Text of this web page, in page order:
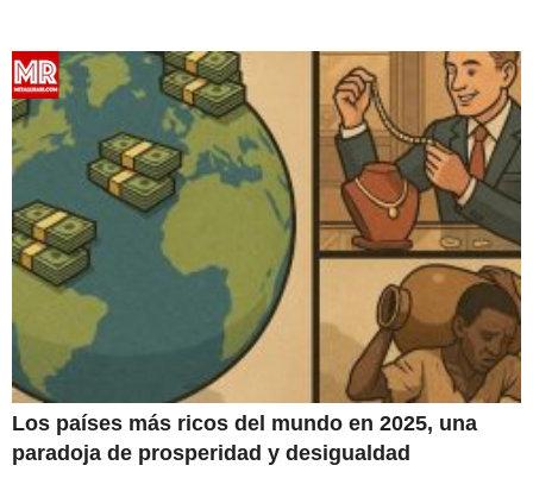
Los países más ricos del mundo en 2025, una
paradoja de prosperidad y desigualdad